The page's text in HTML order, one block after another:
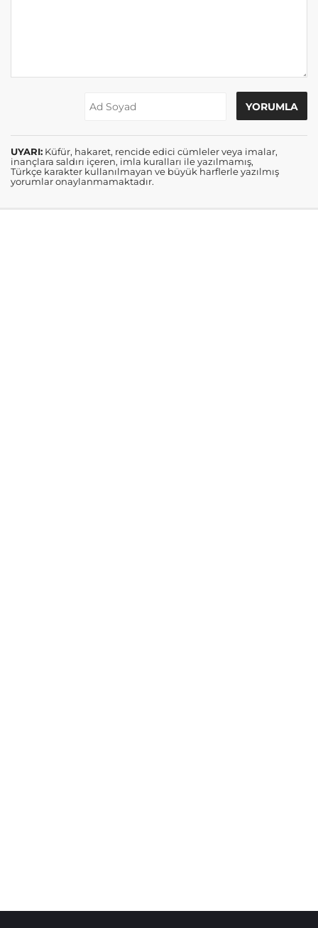
UYARI: Küfür, hakaret, rencide edici cümleler veya imalar,
inançlara saldırı içeren, imla kuralları ile yazılmamış,
Türkçe karakter kullanılmayan ve büyük harflerle yazılmış
yorumlar onaylanmamaktadır.